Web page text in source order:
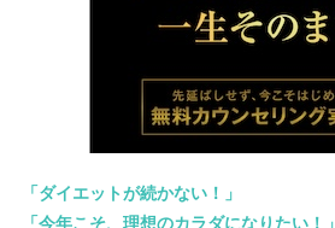
「ダイエットが続かない！」
「今年こそ、理想のカラダになりたい！」